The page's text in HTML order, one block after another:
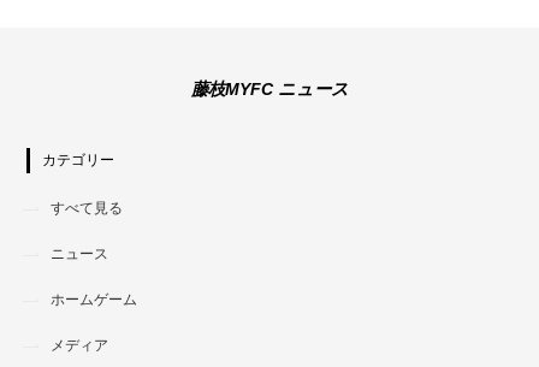
藤枝MYFC ニュース
カテゴリー
すべて見る
ニュース
ホームゲーム
メディア